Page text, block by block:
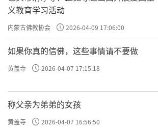
义教育学习活动
内蒙古佛教协会 2026-04-09 17:06:00
如果你真的信佛，这些事情请不要做
黄盖寺 2026-04-07 17:15:18
称父亲为弟弟的女孩
黄盖寺 2026-04-07 16:56:50